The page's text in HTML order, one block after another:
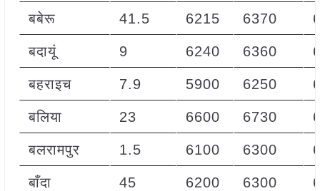
बबेरू 41.5 6215 6370
बदायूं 9 6240 6360
बहराइच 7.9 5900 6250
बलिया 23 6600 6730
बलरामपुर 1.5 6100 6300
बाँदा 45 6200 6300